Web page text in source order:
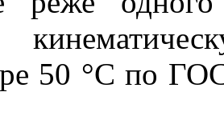
50 °С по